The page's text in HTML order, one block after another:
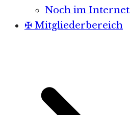
Noch im Internet
✠ Mitgliederbereich